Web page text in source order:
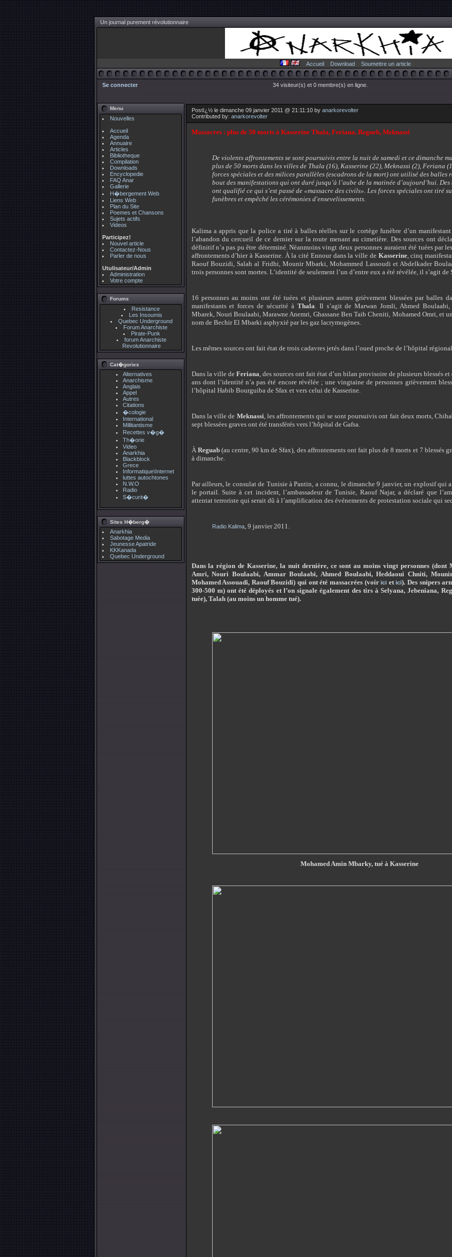
Un journal purement révolutionnaire
Accueil Download Soumettre un article
Se connecter 34 visiteur(s) et 0 membre(s) en ligne.
Menu
Nouvelles
Accueil
Agenda
Annuaire
Articles
Bibliotheque
Compilation
Downloads
Encyclopedie
FAQ Anar
Gallerie
H�bergement Web
Liens Web
Plan du Site
Poemes et Chansons
Sujets actifs
Videos
Participez!
Nouvel article
Contactez-Nous
Parler de nous
Utulisateur/Admin
Administration
Votre compte
Forums
Resistance
Les Insoumis
Quebec Underground
Forum Anarchiste
Pirate-Punk
forum Anarchiste
Revolutionnaire
Cat�gories
Alternatives
Anarchisme
Anglais
Appel
Autres
Citations
�cologie
International
Millitantisme
Recettes v�g�
Th�orie
Video
Anarkhia
Blackblock
Grece
Informatique\Internet
luttes autochtones
N.W.O
Radio
S�curit�
Sites H�berg�
Anarkhia
Sabotage Media
Jeunesse Apatride
KKKanada
Quebec Underground
Postï¿½ le dimanche 09 janvier 2011 @ 21:11:10 by anarkorevolter
Contributed by: anarkorevolter
Massacres : plus de 50 morts à Kasserine Thala, Feriana, Regueb, Meknassi
De violents affrontements se sont poursuivis entre la nuit de samedi et ce dimanche
plus de 50 morts dans les villes de Thala (16), Kasserine (22), Meknassi (2), Feriana
forces spéciales et des milices parallèles (escadrons de la mort) ont utilisé des balles
bout des manifestations qui ont duré jusqu’à l’aube de la matinée d’aujourd’hui.
ont qualifié ce qui s’est passé de «massacre des civils». Les forces spéciales ont tiré
funèbres et empêché les cérémonies d'ensevelissements.
Kalima a appris que la police a tiré à balles réelles sur le cortège funèbre d’un
l’abandon du cercueil de ce dernier sur la route menant au cimetière. Des sources ont
définitif n’a pas pu être déterminé. Néanmoins vingt deux personnes auraient été tuées par
affrontements d’hier à Kasserine. À la cité Ennour dans la ville de Kasserine, cinq
Raouf Bouzidi, Salah al Fridhi, Mounir Mbarki, Mohammed Lassoudi et Abdelkader
trois personnes sont mortes. L’identité de seulement l’un d’entre eux a été révélée, il s’agit
16 personnes au moins ont été tuées et plusieurs autres grièvement blessées par balles
manifestants et forces de sécurité à Thala. Il s’agit de Marwan Jomli, Ahmed
Mbarek, Nouri Boulaabi, Marawne Anemri, Ghassane Ben Taib Cheniti, Mohamed Omri, et
nom de Bechir El Mbarki asphyxié par les gaz lacrymogènes.
Les mêmes sources ont fait état de trois cadavres jetés dans l’oued proche de l’hôpital
Dans la ville de Feriana, des sources ont fait état d’un bilan provisoire de plusieurs blessés
ans dont l’identité n’a pas été encore révélée ; une vingtaine de personnes grièvement
l’hôpital Habib Bourguiba de Sfax et vers celui de Kasserine.
Dans la ville de Meknassi, les affrontements qui se sont poursuivis ont fait deux morts,
sept blessées graves ont été transférés vers l’hôpital de Gafsa.
À Reguab(au centre, 90 km de Sfax), des affrontements ont fait plus de 8 morts et 7 blessés
à dimanche.
Par ailleurs, le consulat de Tunisie à Pantin, a connu, le dimanche 9 janvier, un explosif qui a
le portail. Suite à cet incident, l’ambassadeur de Tunisie, Raouf Najar, a déclaré que
attentat terroriste qui serait dû à l’amplification des événements de protestation sociale qui
Radio Kalima, 9 janvier 2011.
Dans la région de Kasserine, la nuit dernière, ce sont au moins vingt personnes (dont
Amri, Nouri Boulaabi, Ammar Boulaabi, Ahmed Boulaabi, Heddaoui Chniti,
Mohamed Assouadi, Raouf Bouzidi) qui ont été massacrées (voirici etici). Des snipers
300-500 m) ont été déployés et l’on signale également des tirs à Selyana, Jebeniana,
tuée), Talah (au moins un homme tué).
Mohamed Amin Mbarky, tué à Kasserine